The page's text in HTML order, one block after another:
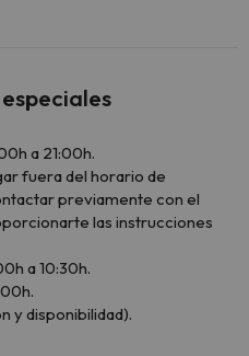
a 21:00h.
fuera del horario de
previamente con el
las instrucciones
a 10:30h.
y disponibilidad).